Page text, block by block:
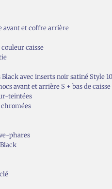
avant et coffre arrière
caisse
avec inserts noir satiné Style
avant et arrière S + bas de
teintées
chromées
phares